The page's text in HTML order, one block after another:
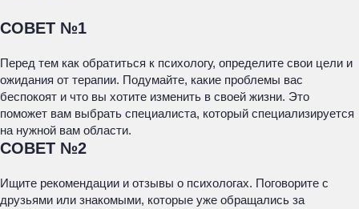
СОВЕТ №1
Перед тем как обратиться к психологу, определите свои цели и
ожидания от терапии. Подумайте, какие проблемы вас
беспокоят и что вы хотите изменить в своей жизни. Это
поможет вам выбрать специалиста, который специализируется
на нужной вам области.
СОВЕТ №2
Ищите рекомендации и отзывы о психологах. Поговорите с
друзьями или знакомыми, которые уже обращались за